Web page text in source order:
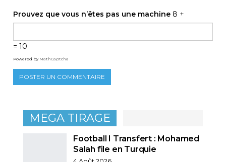
Prouvez que vous n’êtes pas une machine 8 +
= 10
Powered by MathCaptcha
MEGA TIRAGE
Football I Transfert : Mohamed
Salah file en Turquie